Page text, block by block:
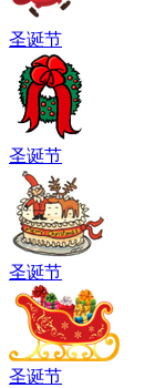
圣诞节
圣诞节
圣诞节
圣诞节